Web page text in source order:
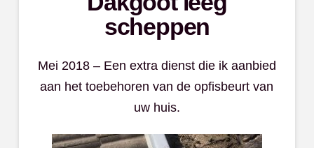
scheppen
Mei 2018 – Een extra dienst die ik aanbied
aan het toebehoren van de opfisbeurt van
uw huis.